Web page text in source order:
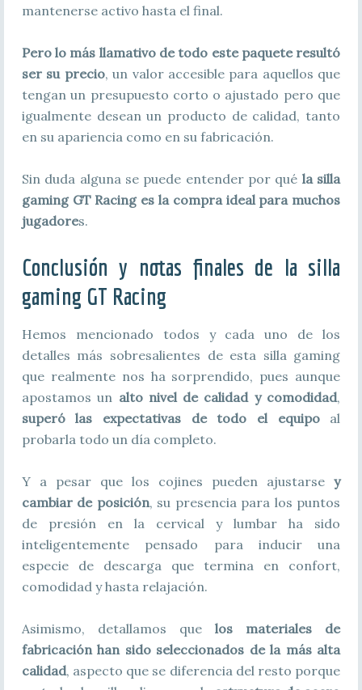
mantenerse activo hasta el final.
Pero lo más llamativo de todo este paquete resultó
ser su precio, un valor accesible para aquellos que
tengan un presupuesto corto o ajustado pero que
igualmente desean un producto de calidad, tanto
en su apariencia como en su fabricación.
Sin duda alguna se puede entender por qué la silla
gaming GT Racing es la compra ideal para muchos
jugadores.
Conclusión y notas finales de la silla
gaming GT Racing
Hemos mencionado todos y cada uno de los
detalles más sobresalientes de esta silla gaming
que realmente nos ha sorprendido, pues aunque
apostamos un alto nivel de calidad y comodidad,
superó las expectativas de todo el equipoal
probarla todo un día completo.
Y a pesar que los cojines pueden ajustarsey
cambiar de posición, su presencia para los puntos
de presión en la cervical y lumbar ha sido
inteligentemente pensado para inducir una
especie de descarga que termina en confort,
comodidad y hasta relajación.
Asimismo, detallamos quelos materiales de
fabricación han sido seleccionados de la más alta
calidad, aspecto que se diferencia del resto porque